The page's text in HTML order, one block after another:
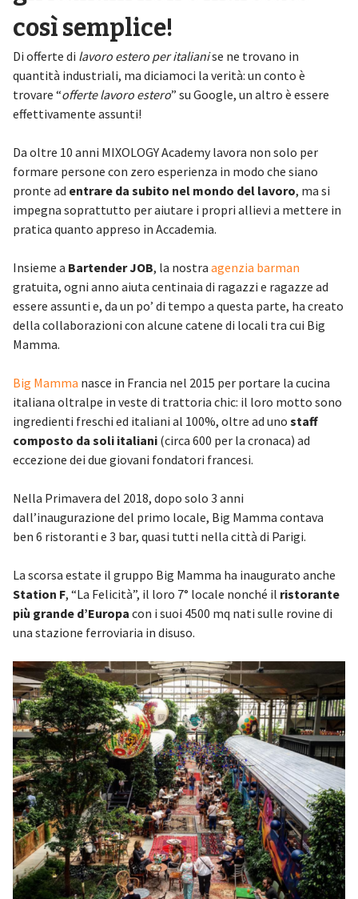
così semplice!
Di offerte di lavoro estero per italianise ne trovano in
quantità industriali, ma diciamoci la verità: un conto è
trovare “offerte lavoro estero” su Google, un altro è essere
effettivamente assunti!
Da oltre 10 anni MIXOLOGY Academy lavora non solo per
formare persone con zero esperienza in modo che siano
pronte ad entrare da subito nel mondo del lavoro, ma si
impegna soprattutto per aiutare i propri allievi a mettere in
pratica quanto appreso in Accademia.
Insieme a Bartender JOB, la nostra agenzia barman
gratuita, ogni anno aiuta centinaia di ragazzi e ragazze ad
essere assunti e, da un po’ di tempo a questa parte, ha creato
della collaborazioni con alcune catene di locali tra cui Big
Mamma.
Big Mamma nasce in Francia nel 2015 per portare la cucina
italiana oltralpe in veste di trattoria chic: il loro motto sono
ingredienti freschi ed italiani al 100%, oltre ad uno staff
composto da soli italiani(circa 600 per la cronaca) ad
eccezione dei due giovani fondatori francesi.
Nella Primavera del 2018, dopo solo 3 anni
dall’inaugurazione del primo locale, Big Mamma contava
ben 6 ristoranti e 3 bar, quasi tutti nella città di Parigi.
La scorsa estate il gruppo Big Mamma ha inaugurato anche
Station F, “La Felicità”, il loro 7° locale nonché il ristorante
più grande d’Europa con i suoi 4500 mq nati sulle rovine di
una stazione ferroviaria in disuso.